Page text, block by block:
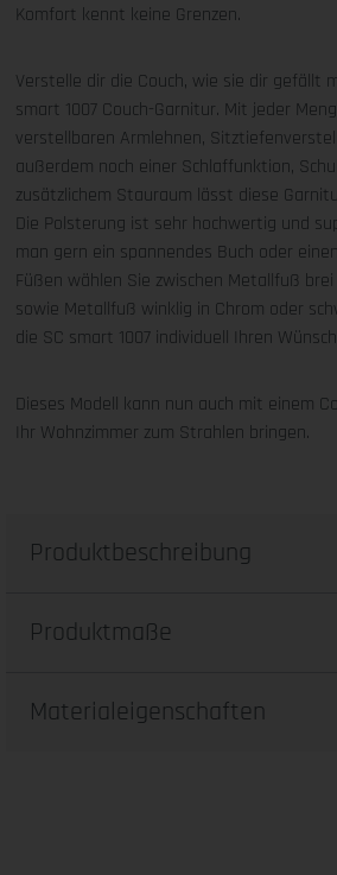
Komfort kennt keine Grenzen.
Verstelle dir die Couch, wie sie dir gefällt
smart 1007 Couch-Garnitur. Mit jeder
verstellbaren Armlehnen,
außerdem noch einer Schlaffunktion,
zusätzlichem Stauraum lässt diese
Die Polsterung ist sehr hochwertig und
man gern ein spannendes Buch oder
Füßen wählen Sie zwischen Metallfuß
sowie Metallfuß winklig in Chrom oder
die SC smart 1007 individuell Ihren
Dieses Modell kann nun auch mit einem
Ihr Wohnzimmer zum Strahlen bringen.
Produktbeschreibung
Produktmaße
Materialeigenschaften